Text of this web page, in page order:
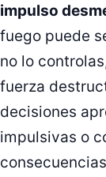
impulso
fuego puede
no lo
fuerza
decisiones
impulsivas o